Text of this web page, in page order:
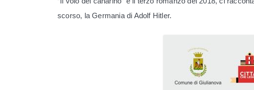
scorso, la Germania di Adolf Hitler.